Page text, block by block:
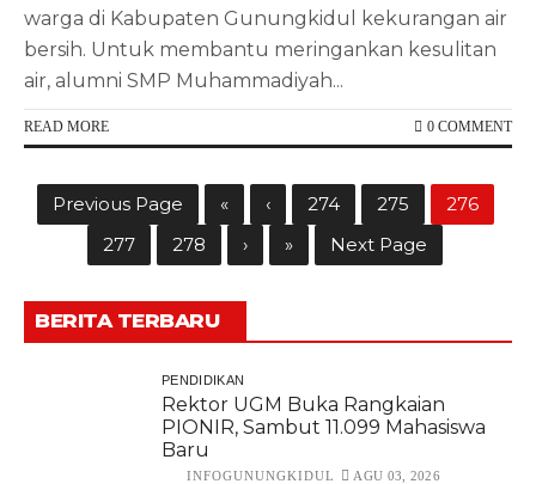
warga di Kabupaten Gunungkidul kekurangan air
bersih. Untuk membantu meringankan kesulitan
air, alumni SMP Muhammadiyah...
READ MORE 0 COMMENT
Previous Page « ‹ 274 275
276
277
278 › » Next Page
BERITA TERBARU
PENDIDIKAN
Rektor UGM Buka Rangkaian
PIONIR, Sambut 11.099 Mahasiswa
Baru
INFOGUNUNGKIDUL AGU 03, 2026